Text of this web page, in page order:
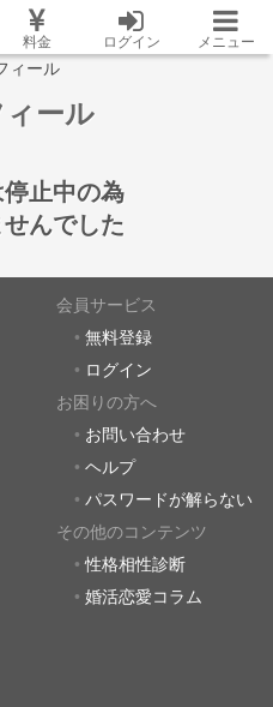
料金 ログイン メニュー
ィール
ール
止中の為
んでした
会員サービス
無料登録
ログイン
お困りの方へ
お問い合わせ
ヘルプ
パスワードが解らない
その他のコンテンツ
性格相性診断
婚活恋愛コラム